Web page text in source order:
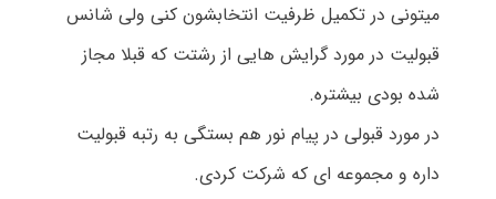
میتونی در تکمیل ظرفیت انتخابشون کنی ولی شانس
قبولیت در مورد گرایش هایی از رشتت که قبلا مجاز
شده بودی بیشتره.
در مورد قبولی در پیام نور هم بستگی به رتبه قبولیت
داره و مجموعه ای که شرکت کردی.